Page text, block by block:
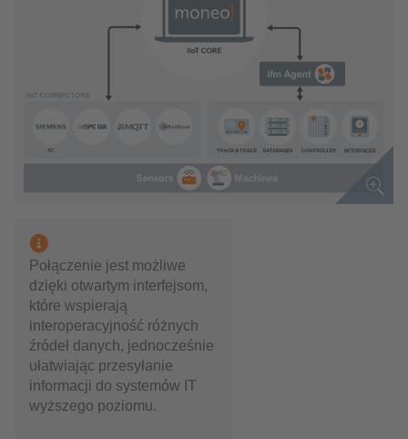
Połączenie jest możliwe
dzięki otwartym interfejsom,
które wspierają
interoperacyjność różnych
źródeł danych, jednocześnie
ułatwiając przesyłanie
informacji do systemów IT
wyższego poziomu.